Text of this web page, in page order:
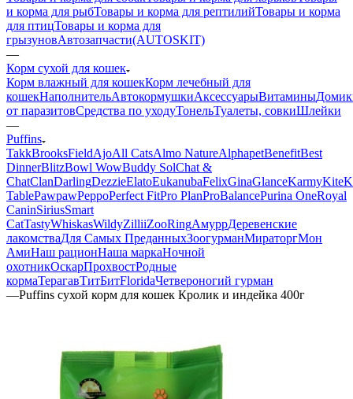
и корма для рыбТовары и корма для рептилийТовары и корма
для птицТовары и корма для
грызуновАвтозапчасти(AUTOSKIT)
—
Корм сухой для кошек
Корм влажный для кошекКорм лечебный для
кошекНаполнительАвтокормушкиАксессуарыВитамины
от паразитовСредства по уходуТонельТуалеты, совкиШлейки
—
Puffins
TakkBrooksFieldAjoAll CatsAlmo NatureAlphapetBenefitBest
DinnerBlitzBowl WowBuddy SolChat &
ChatClanDarlingDezzieElatoEukanubaFelixGinaGlanceKarmy
TablePawpawPeppoPerfect FitPro PlanProBalancePurina OneRoyal
CaninSiriusSmart
CatTastyWhiskasWildyZilliiZooRingАмуррДеревенские
лакомстваДля Самых ПреданныхЗоогурманМираторгМон
АмиНаш рационНаша маркаНочной
охотникОскарПрохвостРодные
кормаТерагавТитБитFloridaЧетвероногий гурман
—Puffins сухой корм для кошек Кролик и индейка 400г